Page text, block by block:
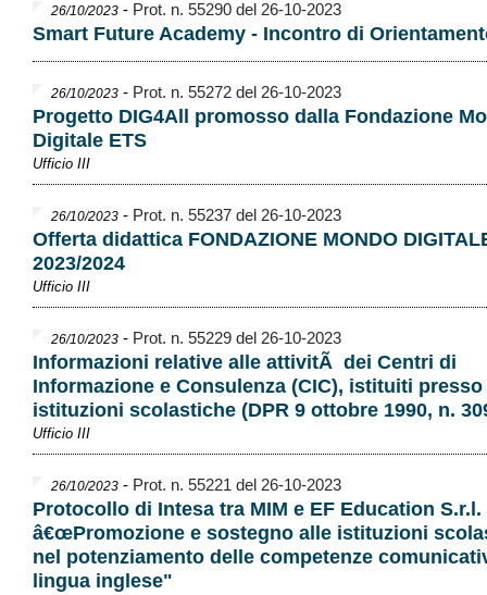
26/10/2023 - Prot. n. 55290 del 26-10-2023
Smart Future Academy - Incontro di
26/10/2023 - Prot. n. 55272 del 26-10-2023
Progetto DIG4All promosso dalla Fondazione
Digitale ETS
Ufficio III
26/10/2023 - Prot. n. 55237 del 26-10-2023
Offerta didattica FONDAZIONE MONDO
2023/2024
Ufficio III
26/10/2023 - Prot. n. 55229 del 26-10-2023
Informazioni relative alle attivitÃ dei Centri di
Informazione e Consulenza (CIC), istituiti presso
istituzioni scolastiche (DPR 9 ottobre 1990, n.
Ufficio III
26/10/2023 - Prot. n. 55221 del 26-10-2023
Protocollo di Intesa tra MIM e EF Education S.r.l.
â€œPromozione e sostegno alle istituzioni
nel potenziamento delle competenze
lingua inglese"